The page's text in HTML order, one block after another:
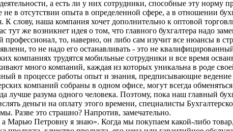
а есть ли у них сотрудники, способные эту норму
в отсутствии опыта в определенной сфере, а в отношении
слову, наша компания хочет дополнительно к оптовой
тут же возникнет идея о том, что главного бухгалтера надо
профессионал, то, наверно, он либо сам изучит все нюансы в
то не надо его останавливать - это не
компаниях трудятся мобильные сотрудники и все время
много компаний, каждая из которых уникальна в роде
в процессе работы опыт и знания, предписывающие
компаний собраны в одном офисе, могут всегда
разума одного человека. Поэтому, пока наш главный
деньги на оплату этого времени, специалисты
Разве это страшно? Напротив, замечательно.
Марью Петровну я знаю». Когда мы покупаем какой-либо